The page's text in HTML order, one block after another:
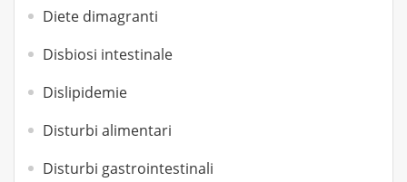
Diete dimagranti
Disbiosi intestinale
Dislipidemie
Disturbi alimentari
Disturbi gastrointestinali